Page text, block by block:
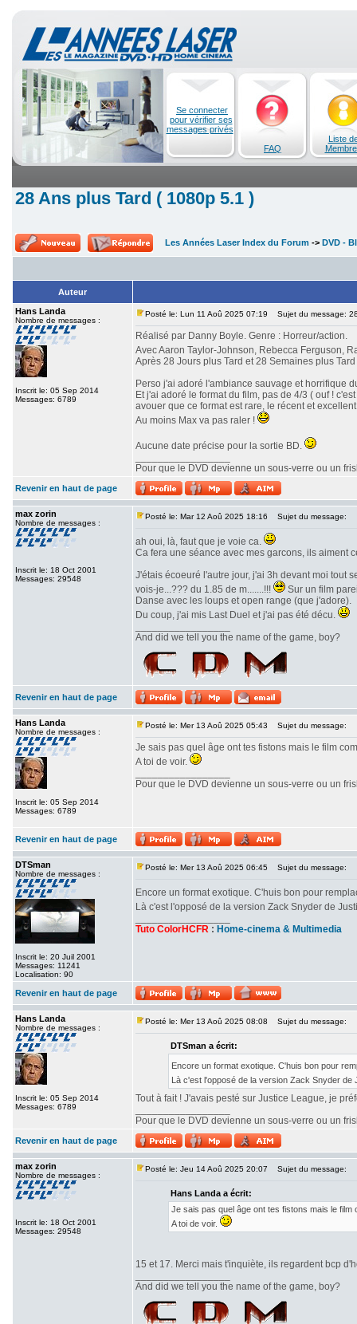
Se connecter
pour vérifier ses
messages privés
FAQ
Liste
28 Ans plus Tard ( 1080p 5.1 )
Les Années Laser Index du Forum -> DVD -
Auteur
Hans Landa
Nombre de messages :
Inscrit le: 05 Sep 2014
Messages: 6789
Posté le: Lun 11 Aoû 2025 07:19 Sujet du message:
Réalisé par Danny Boyle. Genre : Horreur/action.
Avec Aaron Taylor-Johnson, Rebecca Ferguson,
Après 28 Jours plus Tard et 28 Semaines plus
Perso j'ai adoré l'ambiance sauvage et horrifique
Et j'ai adoré le format du film, pas de 4/3 ( ouf !
avouer que ce format est rare, le récent et
Au moins Max va pas raler !
Aucune date précise pour la sortie BD.
Pour que le DVD devienne un sous-verre ou un
Revenir en haut de page
max zorin
Nombre de messages :
Inscrit le: 18 Oct 2001
Messages: 29548
Posté le: Mar 12 Aoû 2025 18:16 Sujet du message:
ah oui, là, faut que je voie ca.
Ca fera une séance avec mes garcons, ils aiment
J'étais écoeuré l'autre jour, j'ai 3h devant moi tout
vois-je...??? du 1.85 de m.......!!!
Sur un film
Danse avec les loups et open range (que j'adore).
Du coup, j'ai mis Last Duel et j'ai pas été décu.
And did we tell you the name of the game, boy?
Revenir en haut de page
Hans Landa
Nombre de messages :
Inscrit le: 05 Sep 2014
Messages: 6789
Posté le: Mer 13 Aoû 2025 05:43 Sujet du message:
Je sais pas quel âge ont tes fistons mais le film
A toi de voir.
Pour que le DVD devienne un sous-verre ou un
Revenir en haut de page
DTSman
Nombre de messages :
Inscrit le: 20 Juil 2001
Messages: 11241
Localisation: 90
Posté le: Mer 13 Aoû 2025 06:45 Sujet du message:
Encore un format exotique. C'huis bon pour
Là c'est l'opposé de la version Zack Snyder de
Tuto ColorHCFR : Home-cinema & Multimedia
Revenir en haut de page
Hans Landa
Nombre de messages :
Inscrit le: 05 Sep 2014
Messages: 6789
Posté le: Mer 13 Aoû 2025 08:08 Sujet du message:
DTSman a écrit:
Encore un format exotique. C'huis bon pour
Là c'est l'opposé de la version Zack Snyder de
Tout à fait ! J'avais pesté sur Justice League, je
Pour que le DVD devienne un sous-verre ou un
Revenir en haut de page
max zorin
Nombre de messages :
Inscrit le: 18 Oct 2001
Messages: 29548
Posté le: Jeu 14 Aoû 2025 20:07 Sujet du message:
Hans Landa a écrit:
Je sais pas quel âge ont tes fistons mais le
A toi de voir.
15 et 17. Merci mais t'inquiète, ils regardent bcp
And did we tell you the name of the game, boy?